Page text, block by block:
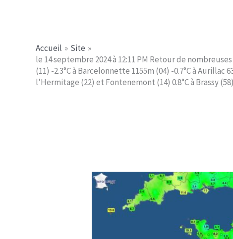
Accueil
Site
le 14 septembre 2024 à 12:11 PM Retour de
(11) -2.3°C à Barcelonnette 1155m (04) -0.7°C à Aurillac
l’Hermitage (22) et Fontenemont (14) 0.8°C à Brassy